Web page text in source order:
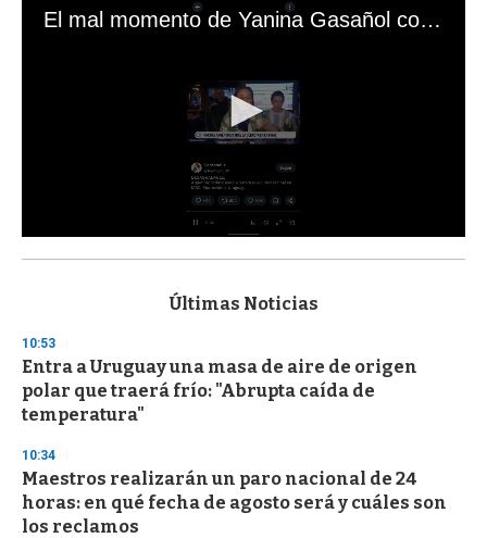
El mal momento de Yanina Gasañol con un hincha argentino en "Subrayado"
s
d
s
o
f
3
s
e
c
o
n
Últimas Noticias
10:53
Entra a Uruguay una masa de aire de origen
polar que traerá frío: "Abrupta caída de
temperatura"
10:34
Maestros realizarán un paro nacional de 24
horas: en qué fecha de agosto será y cuáles son
los reclamos